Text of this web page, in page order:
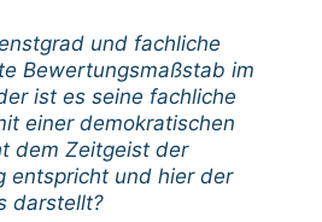
und fachliche
Bewertungsmaßstab im
ist es seine fachliche
einer demokratischen
dem Zeitgeist der
entspricht und hier der
darstellt?